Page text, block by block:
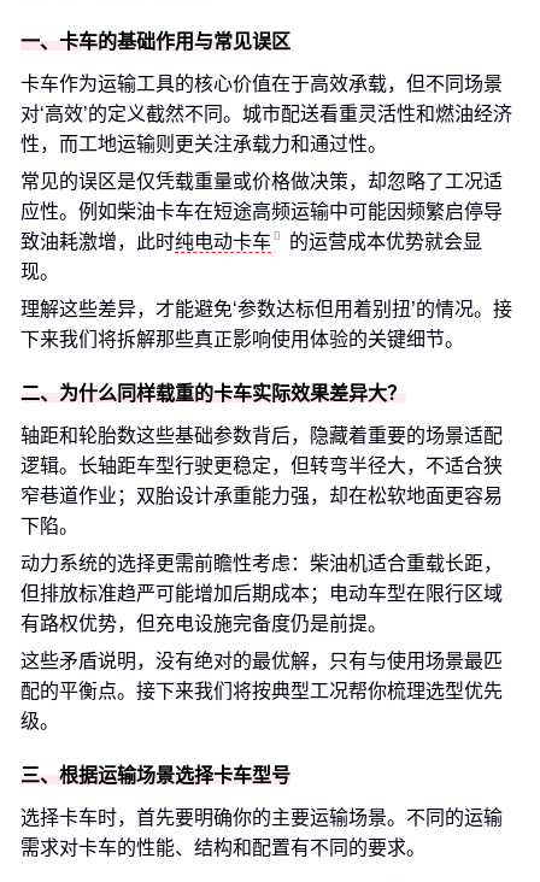
一、卡车的基础作用与常见误区
卡车作为运输工具的核心价值在于高效承载，但不同场景
对‘高效’的定义截然不同。城市配送看重灵活性和燃油经济
性，而工地运输则更关注承载力和通过性。
常见的误区是仅凭载重量或价格做决策，却忽略了工况适
应性。例如柴油卡车在短途高频运输中可能因频繁启停导
致油耗激增，此时纯电动卡车
的运营成本优势就会显
现。
理解这些差异，才能避免‘参数达标但用着别扭’的情况。接
下来我们将拆解那些真正影响使用体验的关键细节。
二、为什么同样载重的卡车实际效果差异大？
轴距和轮胎数这些基础参数背后，隐藏着重要的场景适配
逻辑。长轴距车型行驶更稳定，但转弯半径大，不适合狭
窄巷道作业；双胎设计承重能力强，却在松软地面更容易
下陷。
动力系统的选择更需前瞻性考虑：柴油机适合重载长距，
但排放标准趋严可能增加后期成本；电动车型在限行区域
有路权优势，但充电设施完备度仍是前提。
这些矛盾说明，没有绝对的最优解，只有与使用场景最匹
配的平衡点。接下来我们将按典型工况帮你梳理选型优先
级。
三、根据运输场景选择卡车型号
选择卡车时，首先要明确你的主要运输场景。不同的运输
需求对卡车的性能、结构和配置有不同的要求。